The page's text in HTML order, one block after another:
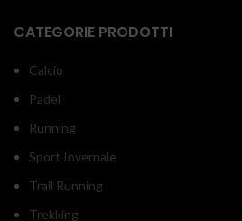
CATEGORIE PRODOTTI
Calcio
Padel
Running
Sport Invernale
Trail Running
Trekking